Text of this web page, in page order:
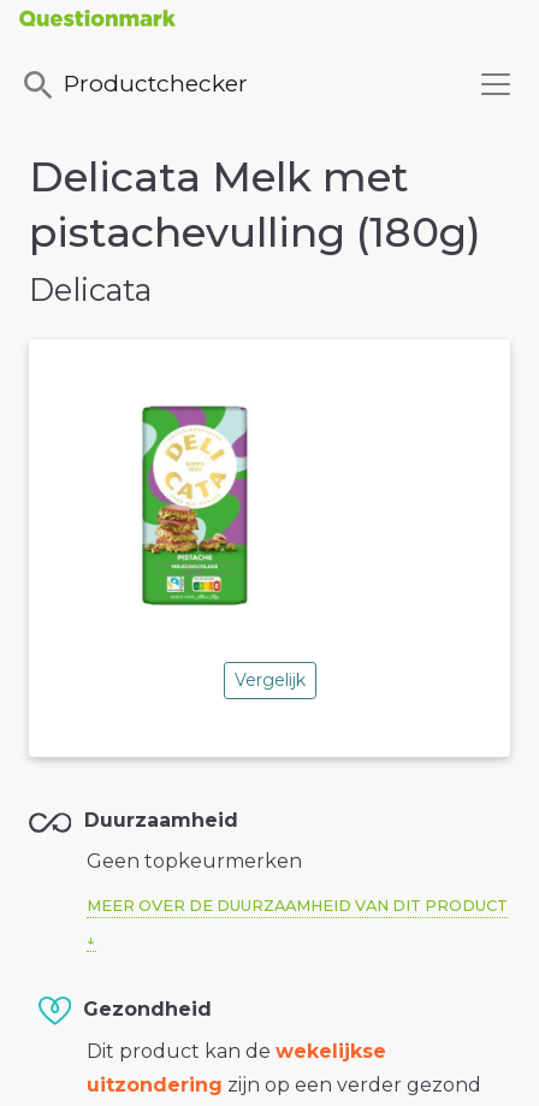
Productchecker
Delicata Melk met
pistachevulling (180g)
Delicata
Vergelijk
Duurzaamheid
Geen topkeurmerken
MEER OVER DE DUURZAAMHEID VAN DIT PRODUCT
Gezondheid
Dit product kan de wekelijkse
uitzondering zijn op een verder gezond